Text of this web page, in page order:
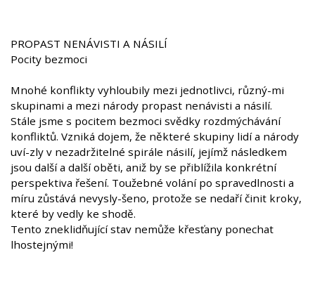
PROPAST NENÁVISTI A NÁSILÍ
Pocity bezmoci
Mnohé konflikty vyhloubily mezi jednotlivci, různý-mi
skupinami a mezi národy propast nenávisti a násilí.
Stále jsme s pocitem bezmoci svědky rozdmýchávání
konfliktů. Vzniká dojem, že některé skupiny lidí a národy
uví-zly v nezadržitelné spirále násilí, jejímž následkem
jsou další a další oběti, aniž by se přiblížila konkrétní
perspektiva řešení. Toužebné volání po spravedlnosti a
míru zůstává nevysly-šeno, protože se nedaří činit kroky,
které by vedly ke shodě.
Tento zneklidňující stav nemůže křesťany ponechat
lhostejnými!